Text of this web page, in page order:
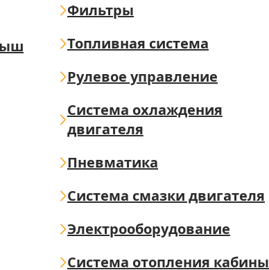
Фильтры
Топливная система
Рулевое управление
Система охлаждения
двигателя
Пневматика
Система смазки двигателя
Электрооборудование
Система отопления кабины